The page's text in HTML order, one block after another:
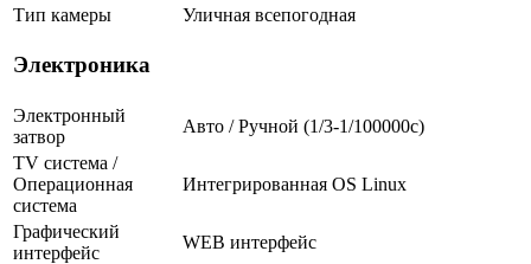
Тип камеры
Уличная всепогодная
Электроника
Электронный
затвор
Авто / Ручной (1/3-1/100000c)
TV система /
Операционная
система
Интегрированная OS Linux
Графический
интерфейс
WEB интерфейс